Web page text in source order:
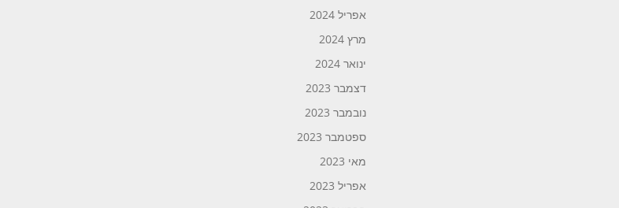
אפריל 2024
מרץ 2024
ינואר 2024
דצמבר 2023
נובמבר 2023
ספטמבר 2023
מאי 2023
אפריל 2023